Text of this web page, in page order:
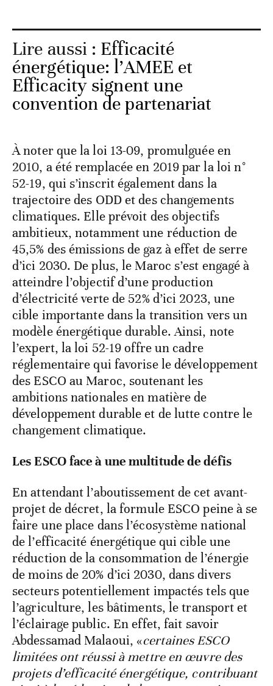
Lire aussi : Efficacité
énergétique: l’AMEE et
Efficacity signent une
convention de partenariat
À noter que la loi 13-09, promulguée en
2010, a été remplacée en 2019 par la loi n°
52-19, qui s’inscrit également dans la
trajectoire des ODD et des changements
climatiques. Elle prévoit des objectifs
ambitieux, notamment une réduction de
45,5% des émissions de gaz à effet de serre
d’ici 2030. De plus, le Maroc s’est engagé à
atteindre l’objectif d’une production
d’électricité verte de 52% d’ici 2023, une
cible importante dans la transition vers un
modèle énergétique durable. Ainsi, note
l’expert, la loi 52-19 offre un cadre
réglementaire qui favorise le développement
des ESCO au Maroc, soutenant les
ambitions nationales en matière de
développement durable et de lutte contre le
changement climatique.
Les ESCO face à une multitude de défis
En attendant l’aboutissement de cet avant-
projet de décret, la formule ESCO peine à se
faire une place dans l’écosystème national
de l’efficacité énergétique qui cible une
réduction de la consommation de l’énergie
de moins de 20% d’ici 2030, dans divers
secteurs potentiellement impactés tels que
l’agriculture, les bâtiments, le transport et
l’éclairage public. En effet, fait savoir
Abdessamad Malaoui, «certaines ESCO
limitées ont réussi à mettre en œuvre des
projets d’efficacité énergétique, contribuant